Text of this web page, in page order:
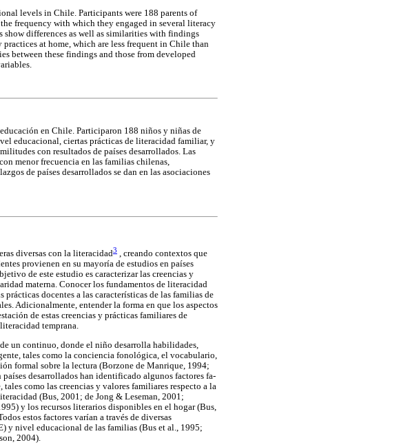
levels in Chile. Participants were 188 parents of
frequency with which they engaged in several literacy
show differences as well as similarities with findings
at home, which are less frequent in Chile than
between these findings and those from developed
en Chile. Participaron 188 niños y niñas de
educacional, ciertas prácticas de literacidad familiar, y
con resultados de países desarrollados. Las
menor frecuencia en las familias chilenas,
de países desarrollados se dan en las asociaciones
diversas con la literacidad3 , creando contextos que
provienen en su mayoría de estudios en países
de este estudio es caracterizar las creencias y
materna. Conocer los fundamentos de literacidad
docentes a las características de las familias de
Adicionalmente, entender la forma en que los aspectos
de estas creencias y prácticas familiares de
temprana.
un continuo, donde el niño desarrolla habilidades,
tales como la conciencia fonológica, el vocabulario,
formal sobre la lectura (Borzone de Manrique, 1994;
desarrollados han identificado algunos factores fa-
como las creencias y valores familiares respecto a la
(Bus, 2001; de Jong & Leseman, 2001;
y los recursos literarios disponibles en el hogar (Bus,
estos factores varían a través de diversas
y nivel educacional de las familias (Bus et al., 1995;
2004).